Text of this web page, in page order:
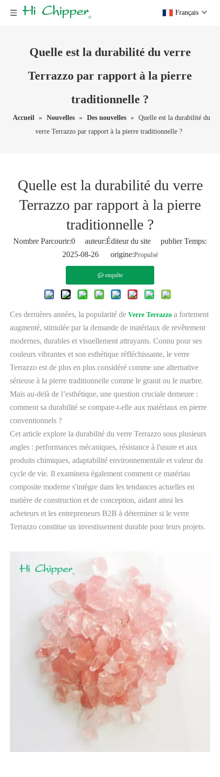
Français
Quelle est la durabilité du verre
Terrazzo par rapport à la pierre
traditionnelle ?
Accueil » Nouvelles » Des nouvelles » Quelle est la durabilité du
verre Terrazzo par rapport à la pierre traditionnelle ?
Quelle est la durabilité du verre
Terrazzo par rapport à la pierre
traditionnelle ?
Nombre Parcourir:0 auteur:Éditeur du site publier Temps:
2025-08-26 origine:Propulsé
enquête
Ces dernières années, la popularité de Verre Terrazzo a fortement
augmenté, stimulée par la demande de matériaux de revêtement
modernes, durables et visuellement attrayants. Connu pour ses
couleurs vibrantes et son esthétique réfléchissante, le verre
Terrazzo est de plus en plus considéré comme une alternative
sérieuse à la pierre traditionnelle comme le granit ou le marbre.
Mais au-delà de l’esthétique, une question cruciale demeure :
comment sa durabilité se compare-t-elle aux matériaux en pierre
conventionnels ?
Cet article explore la durabilité du verre Terrazzo sous plusieurs
angles : performances mécaniques, résistance à l'usure et aux
produits chimiques, adaptabilité environnementale et valeur du
cycle de vie. Il examinera également comment ce matériau
composite moderne s'intègre dans les tendances actuelles en
matière de construction et de conception, aidant ainsi les
acheteurs et les entrepreneurs B2B à déterminer si le verre
Terrazzo constitue un investissement durable pour leurs projets.